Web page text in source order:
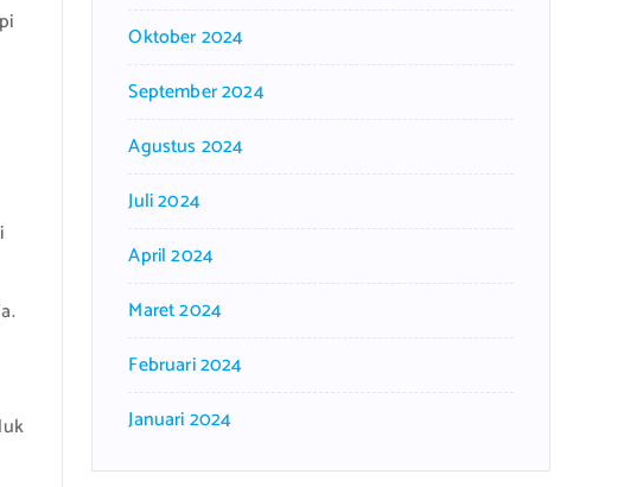
Oktober 2024
September 2024
Agustus 2024
Juli 2024
April 2024
Maret 2024
Februari 2024
Januari 2024